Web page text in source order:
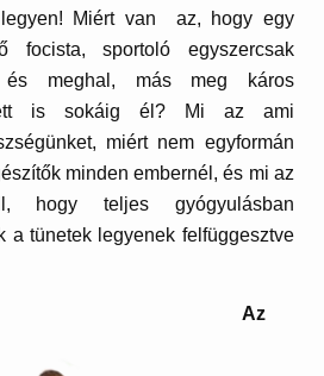
Miért van az, hogy egy
focista, sportoló egyszercsak
és meghal, más meg káros
is sokáig él? Mi az ami
miért nem egyformán
minden embernél, és mi az
hogy teljes gyógyulásban
a tünetek legyenek felfüggesztve
Az